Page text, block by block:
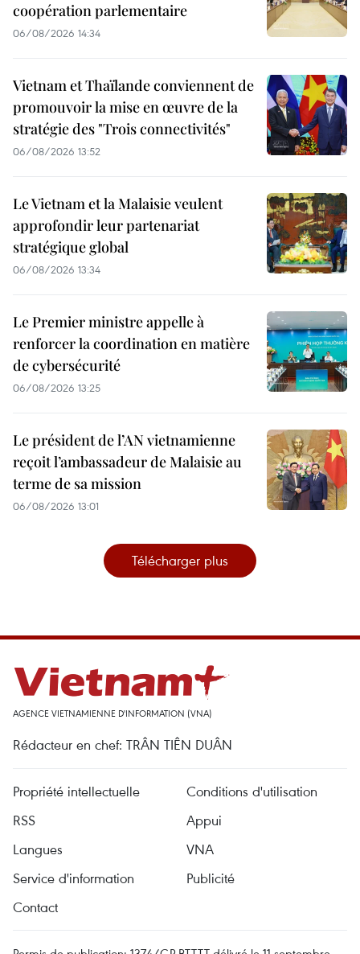
coopération parlementaire
06/08/2026 14:34
Vietnam et Thaïlande conviennent de
promouvoir la mise en œuvre de la
stratégie des "Trois connectivités"
06/08/2026 13:52
Le Vietnam et la Malaisie veulent
approfondir leur partenariat
stratégique global
06/08/2026 13:34
Le Premier ministre appelle à
renforcer la coordination en matière
de cybersécurité
06/08/2026 13:25
Le président de l’AN vietnamienne
reçoit l’ambassadeur de Malaisie au
terme de sa mission
06/08/2026 13:01
Télécharger plus
AGENCE VIETNAMIENNE D'INFORMATION (VNA)
Rédacteur en chef: TRÂN TIÊN DUÂN
Propriété intellectuelle
Conditions d'utilisation
RSS
Appui
Langues
VNA
Service d'information
Publicité
Contact